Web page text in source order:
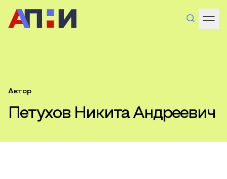
Автор
Петухов Никита Андреевич